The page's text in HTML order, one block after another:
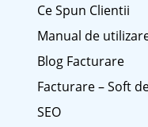
Ce Spun Clientii
Manual de
Blog Facturare
Facturare – Soft
SEO